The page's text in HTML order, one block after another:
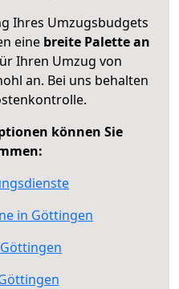
Ihres Umzugsbudgets
eine breite Palette an
Ihren Umzug von
an. Bei uns behalten
können Sie
in Göttingen